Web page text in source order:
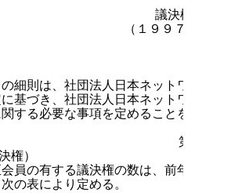
議決権数に関す
（１９９７年５月１
細則は、社団法人日本ネットワークイ
基づき、社団法人日本ネットワークイ
する必要な事項を定めることを目的と
第２章 議
権）
員の有する議決権の数は、前年度２月
の表により定める。